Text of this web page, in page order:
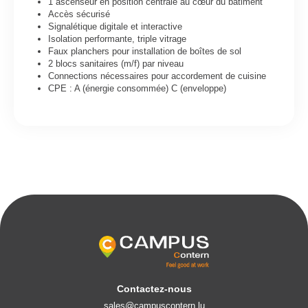
Accès sécurisé
Signalétique digitale et interactive
Isolation performante, triple vitrage
Faux planchers pour installation de boîtes de sol
2 blocs sanitaires (m/f) par niveau
Connections nécessaires pour accordement de cuisine
CPE : A (énergie consommée) C (enveloppe)
Contactez-nous
sales@campuscontern.lu